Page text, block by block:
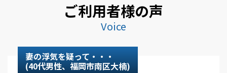
ご利用者様の声
Voice
妻の浮気を疑って・・・
(40代男性、福岡市南区大楠)